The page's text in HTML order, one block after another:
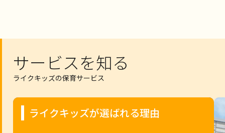
サービスを知る
ライクキッズの保育サービス
ライクキッズが選ばれる理由